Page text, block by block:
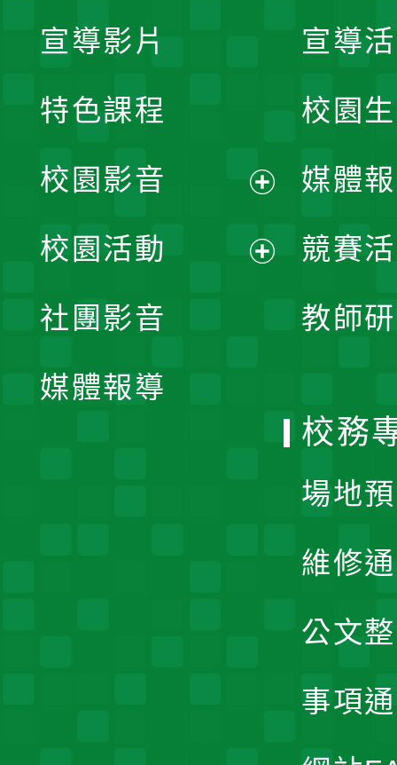
宣導
校園
媒體
競賽
教師
宣導影片
特色課程
校園影音
開
校園活動
社團影音
媒體報導
校務
場地
維修
公文
事項